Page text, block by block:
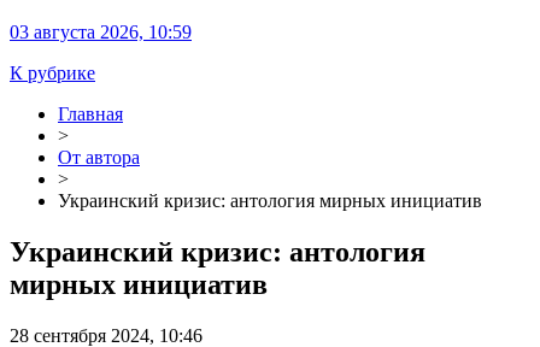
03 августа 2026, 10:59
К рубрике
Главная
>
От автора
>
Украинский кризис: антология мирных инициатив
Украинский кризис: антология
мирных инициатив
28 сентября 2024, 10:46